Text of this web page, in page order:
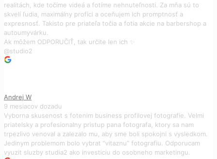
realitách, kde točíme videá a fotíme nehnuteľnosti. Za mňa sú to
skvelí ľudia, maximálny profíci a oceňujem ich promptnosť a
expresnosť. Takisto pre priateľa točia a fotia akcie na barbershop a
autoumyvárku.
Ak môžem ODPORUČIŤ, tak určite len ich ✨️
@studio2
Andrej W
9 mesiacov dozadu
Vyborna skusenost s fotenim business profilovej fotografie. Velmi
priatelsky a profesionalny pristup pana fotografa, ktory sa nam
trpezlivo venoval a zalezalo mu, aby sme boli spokojni s vysledkom.
Jedinym problemom bolo vybrat “vitaznu” fotografiu. Odporucam
vyuzit sluzby studia2 ako investiciu do osobneho marketingu.